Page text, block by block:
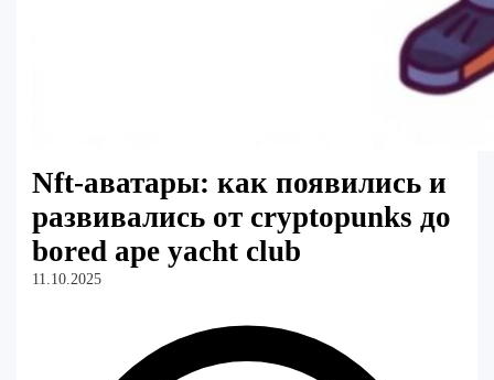
Nft-аватары: как появились и
развивались от cryptopunks до
bored ape yacht club
11.10.2025